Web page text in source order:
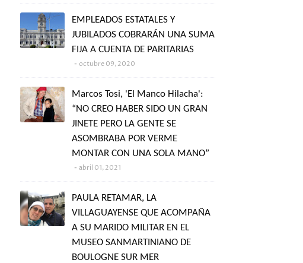
EMPLEADOS ESTATALES Y
JUBILADOS COBRARÁN UNA SUMA
FIJA A CUENTA DE PARITARIAS
octubre 09, 2020
Marcos Tosi, 'El Manco Hilacha':
“NO CREO HABER SIDO UN GRAN
JINETE PERO LA GENTE SE
ASOMBRABA POR VERME
MONTAR CON UNA SOLA MANO”
abril 01, 2021
PAULA RETAMAR, LA
VILLAGUAYENSE QUE ACOMPAÑA
A SU MARIDO MILITAR EN EL
MUSEO SANMARTINIANO DE
BOULOGNE SUR MER